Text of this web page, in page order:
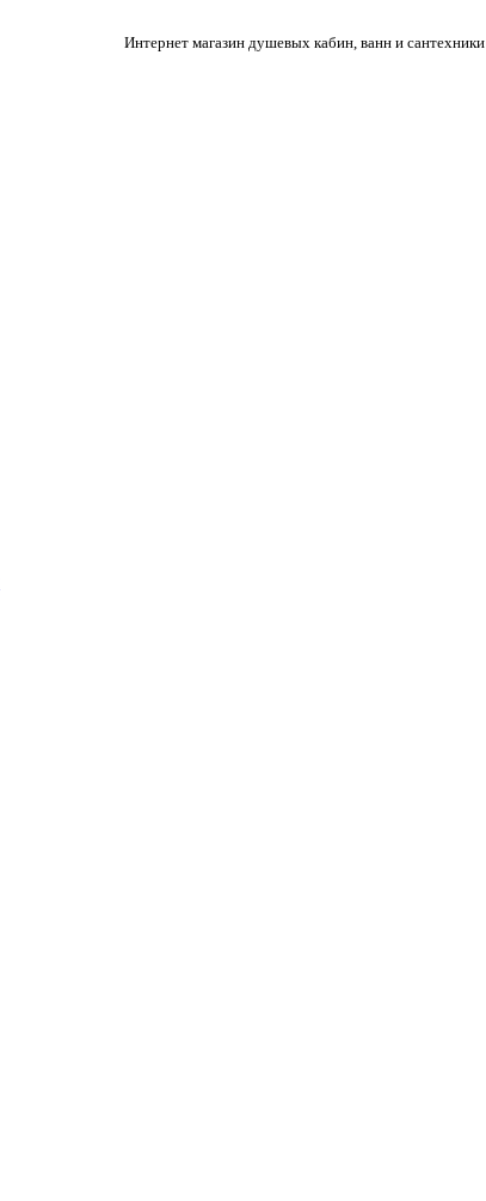
Интернет магазин душевых кабин, ванн и сантехники